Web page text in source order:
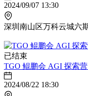
2024/09/07 13:30
深圳南山区万科云城六
已结束
TGO 鲲鹏会 AGI 探索营
2024/08/22 18:30